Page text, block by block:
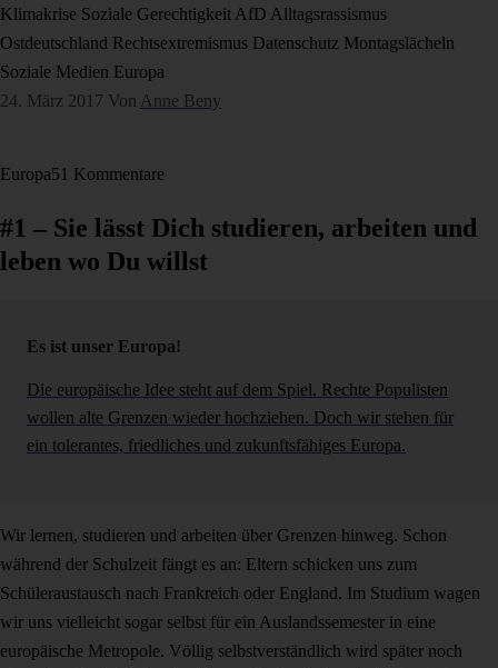
Klimakrise Soziale Gerechtigkeit AfD Alltagsrassismus
Ostdeutschland Rechtsextremismus Datenschutz Montagslächeln
Soziale Medien Europa
24. März 2017 Von Anne Beny
Europa51 Kommentare
#1 – Sie lässt Dich studieren, arbeiten und
leben wo Du willst
Es ist unser Europa!
Die europäische Idee steht auf dem Spiel. Rechte Populisten
wollen alte Grenzen wieder hochziehen. Doch wir stehen für
ein tolerantes, friedliches und zukunftsfähiges Europa.
Wir lernen, studieren und arbeiten über Grenzen hinweg. Schon
während der Schulzeit fängt es an: Eltern schicken uns zum
Schüleraustausch nach Frankreich oder England. Im Studium wagen
wir uns vielleicht sogar selbst für ein Auslandssemester in eine
europäische Metropole. Völlig selbstverständlich wird später noch